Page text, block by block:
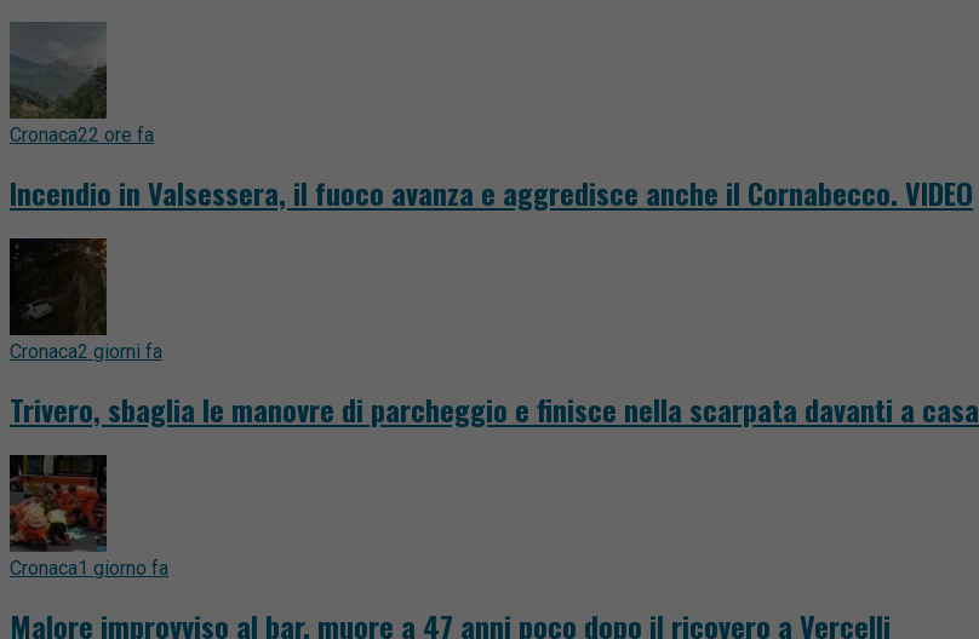
Cronaca22 ore fa
Incendio in Valsessera, il fuoco avanza e aggredisce anche il Cornabecco. VIDEO
Cronaca2 giorni fa
Trivero, sbaglia le manovre di parcheggio e finisce nella scarpata davanti a casa
Cronaca1 giorno fa
Malore improvviso al bar, muore a 47 anni poco dopo il ricovero a Vercelli